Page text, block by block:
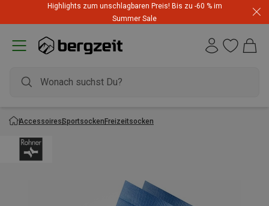
Highlights zum unschlagbaren Preis! Bis zu -60 % im
Summer Sale
AccessoiresSportsockenFreizeitsocken